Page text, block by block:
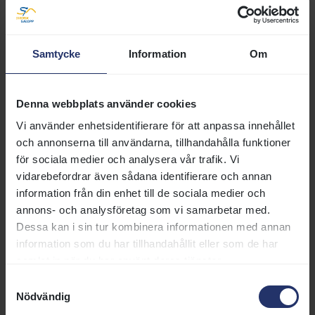
Samtycke Information Om
Denna webbplats använder cookies
Vi använder enhetsidentifierare för att anpassa innehållet
och annonserna till användarna, tillhandahålla funktioner
för sociala medier och analysera vår trafik. Vi
vidarebefordrar även sådana identifierare och annan
information från din enhet till de sociala medier och
annons- och analysföretag som vi samarbetar med.
Dessa kan i sin tur kombinera informationen med annan
information som du har tillhandahållit eller som de har
Nödvändig
Kategori C:
Steyn 28 p 1500kr
Kingston 27 29 p 2000kr
Munsboro Ballybeg 10 p 1500kr
Munsboro Cropper 9 p 1000kr
Munsboro Tommie Bow 8 p 500kr
23 oktober 2017
Svensk Galopp:info@svenskgalopp.se